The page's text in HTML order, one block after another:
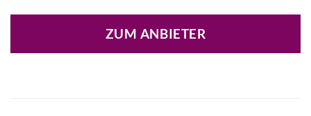
ZUM ANBIETER